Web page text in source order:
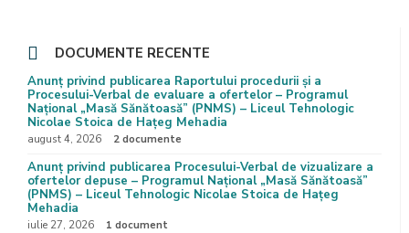
DOCUMENTE RECENTE
Anunț privind publicarea Raportului procedurii și a
Procesului-Verbal de evaluare a ofertelor – Programul
Național „Masă Sănătoasă” (PNMS) – Liceul Tehnologic
Nicolae Stoica de Hațeg Mehadia
august 4, 2026 2 documente
Anunț privind publicarea Procesului-Verbal de vizualizare a
ofertelor depuse – Programul Național „Masă Sănătoasă”
(PNMS) – Liceul Tehnologic Nicolae Stoica de Hațeg
Mehadia
iulie 27, 2026 1 document